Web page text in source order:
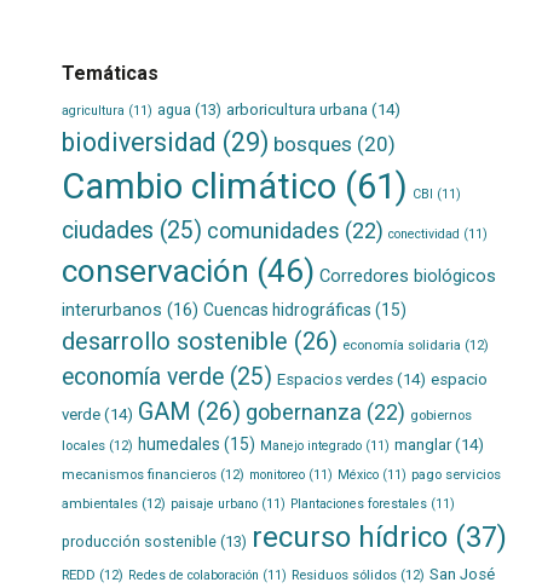
Temáticas
agricultura (11) agua (13) arboricultura urbana (14)
biodiversidad (29) bosques (20)
Cambio climático (61) CBI (11)
ciudades (25) comunidades (22) conectividad (11)
conservación (46) Corredores biológicos
interurbanos (16) Cuencas hidrográficas (15)
desarrollo sostenible (26) economía solidaria (12)
economía verde(25) Espacios verdes(14) espacio
verde(14) GAM (26) gobernanza (22) gobiernos
locales(12) humedales (15) Manejo integrado(11) manglar(14)
mecanismos financieros(12) monitoreo(11) México(11) pago servicios
ambientales(12) paisaje urbano(11) Plantaciones forestales(11)
producción sostenible(13) recurso hídrico(37)
REDD (12) Redes de colaboración (11) Residuos sólidos(12) San José